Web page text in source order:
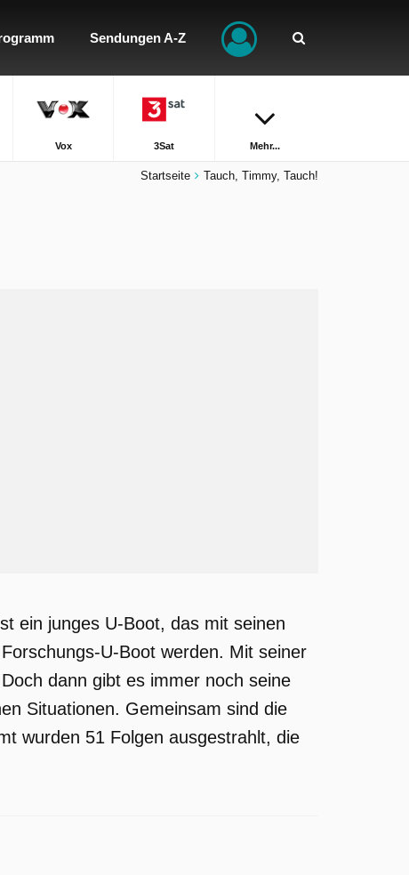
Sendungen A-Z
Vox 3Sat Mehr...
Startseite Tauch, Timmy, Tauch!
ein junges U-Boot, das mit seinen
U-Boot werden. Mit seiner
dann gibt es immer noch seine
Situationen. Gemeinsam sind die
wurden 51 Folgen ausgestrahlt, die